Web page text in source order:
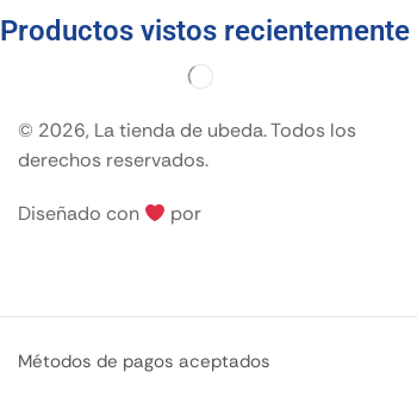
Productos vistos recientemente
© 2026, La tienda de ubeda. Todos los
derechos reservados.
Diseñado con por
Métodos de pagos aceptados